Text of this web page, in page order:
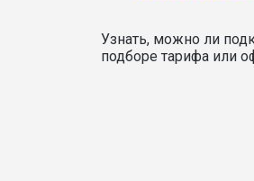
Узнать, можно ли
подборе тарифа или